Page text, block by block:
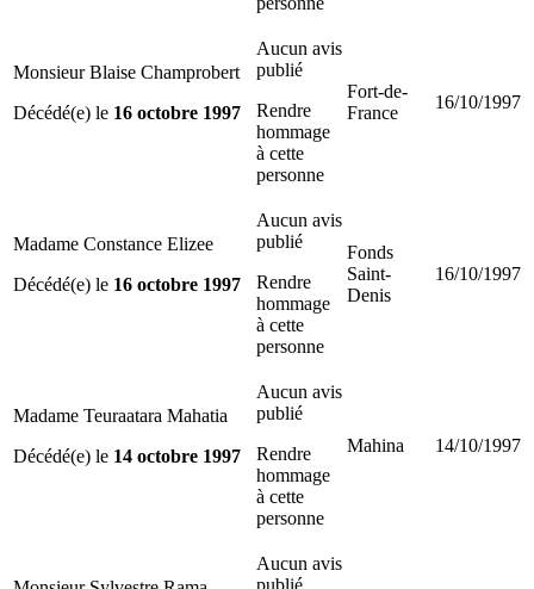
Monsieur Blaise Champrobert
Décédé(e) le 16 octobre 1997
Aucun avis
publié
Rendre
hommage
à cette
personne
Fort-de-
France
16/10/1997
Madame Constance Elizee
Décédé(e) le 16 octobre 1997
Aucun avis
publié
Rendre
hommage
à cette
personne
Fonds
Saint-
Denis
16/10/1997
Madame Teuraatara Mahatia
Décédé(e) le 14 octobre 1997
Aucun avis
publié
Rendre
hommage
à cette
personne
Mahina 14/10/1997
Aucun avis
publié